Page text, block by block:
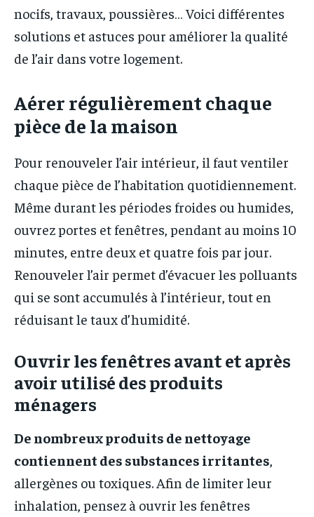
nocifs, travaux, poussières… Voici différentes
solutions et astuces pour améliorer la qualité
de l’air dans votre logement.
Aérer régulièrement chaque
pièce de la maison
Pour renouveler l’air intérieur, il faut ventiler
chaque pièce de l’habitation quotidiennement.
Même durant les périodes froides ou humides,
ouvrez portes et fenêtres, pendant au moins 10
minutes, entre deux et quatre fois par jour.
Renouveler l’air permet d’évacuer les polluants
qui se sont accumulés à l’intérieur, tout en
réduisant le taux d’humidité.
Ouvrir les fenêtres avant et après
avoir utilisé des produits
ménagers
De nombreux produits de nettoyage
contiennent des substances irritantes
allergènes ou toxiques. Afin de limiter leur
inhalation, pensez à ouvrir les fenêtres